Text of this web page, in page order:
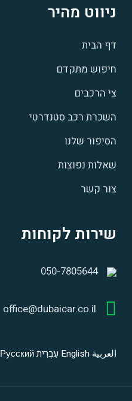
ניווט מהיר
דף הבית
חיפוש מתקדם
צי הרכבים
השכרת רכב סטנדרטי
הסיפור שלנו
שאלות נפוצות
צור קשר
שירות לקוחות
050-7805644
office@dubaicar.co.il
العربية English עִבְרִיתРусский